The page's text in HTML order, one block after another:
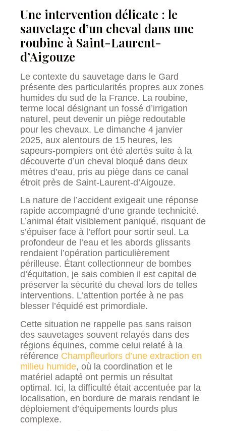
Une intervention délicate : le
sauvetage d’un cheval dans une
roubine à Saint-Laurent-
d’Aigouze
Le contexte du sauvetage dans le Gard
présente des particularités propres aux zones
humides du sud de la France. La roubine,
terme local désignant un fossé d’irrigation
naturel, peut devenir un piège redoutable
pour les chevaux. Le dimanche 4 janvier
2025, aux alentours de 15 heures, les
sapeurs-pompiers ont été alertés suite à la
découverte d’un cheval bloqué dans deux
mètres d’eau, pris au piège dans ce canal
étroit près de Saint-Laurent-d’Aigouze.
La nature de l’accident exigeait une réponse
rapide accompagné d’une grande technicité.
L’animal était visiblement paniqué, risquant de
s’épuiser face à l’effort pour sortir seul. La
profondeur de l’eau et les abords glissants
rendaient l’opération particulièrement
périlleuse. Étant collectionneur de bombes
d’équitation, je sais combien il est capital de
préserver la sécurité du cheval lors de telles
interventions. L’attention portée à ne pas
blesser l’équidé est primordiale.
Cette situation ne rappelle pas sans raison
des sauvetages souvent relayés dans des
régions équines, comme celui relaté à la
référence Champfleurlors d’une extraction en
milieu humide, où la coordination et le
matériel adapté ont permis un résultat
optimal. Ici, la difficulté était accentuée par la
localisation, en bordure de marais rendant le
déploiement d’équipements lourds plus
complexe.